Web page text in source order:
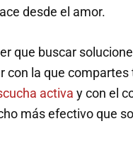
desde el amor.
que buscar
con la que compartes
activa y con el
más efectivo que